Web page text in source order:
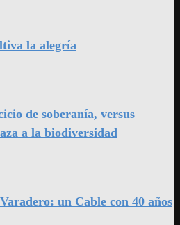
la alegría
de soberanía, versus
a la biodiversidad
un Cable con 40 años